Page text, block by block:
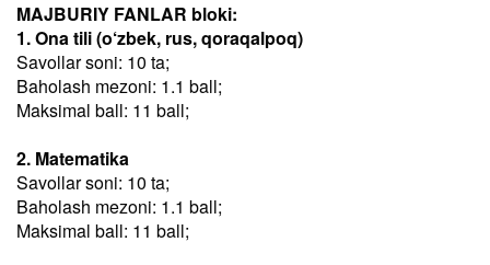
MAJBURIY FANLAR bloki:
1. Ona tili (o‘zbek, rus, qoraqalpoq)
Savollar soni: 10 ta;
Baholash mezoni: 1.1 ball;
Maksimal ball: 11 ball;
2. Matematika
Savollar soni: 10 ta;
Baholash mezoni: 1.1 ball;
Maksimal ball: 11 ball;